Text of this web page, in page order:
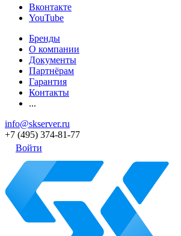
Вконтакте
YouTube
Бренды
О компании
Документы
Партнёрам
Гарантия
Контакты
...
info@skserver.ru
+7 (495) 374-81-77
Войти